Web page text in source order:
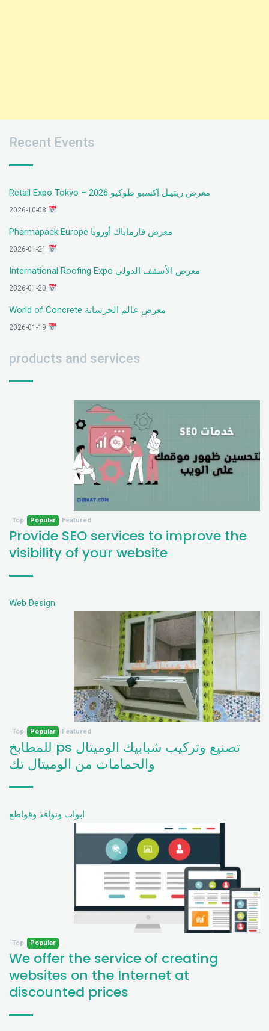
Recent Events
معرض ريتيـل إكسبو طوكيو 2026 – Retail Expo Tokyo
معرض فارماباك أوروبا Pharmapack Europe
معرض الأسقف الدولي International Roofing Expo
معرض عالم الخرسانة World of Concrete
products and services
Featured
Popular
Top
Provide SEO services to improve the
visibility of your website
Web Design
Featured
Popular
Top
تصنيع وتركيب شبابيك الوميتال ps للمطابخ
والحمامات من الوميتال تك
ابواب ونوافذ وقواطع
Popular
Top
We offer the service of creating
websites on the Internet at
discounted prices